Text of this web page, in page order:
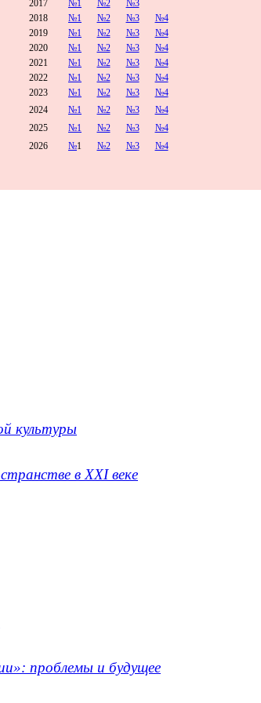
2017
№1 №2
№3
2018
№1 №2 №3
№4
2019
№1 №2 №3
№4
2020
№1 №2 №3
№4
2021
№1 №2 №3
№4
2022
№1 №2 №3
№4
2023
№1 №2 №3
№4
2024
№1 №2 №3
№4
2025
№1 №2 №3
№4
2026
№1 №2 №3 №4
культуры
в XXI веке
проблемы и будущее